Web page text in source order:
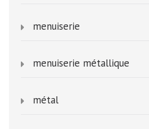
menuiserie
menuiserie métallique
métal